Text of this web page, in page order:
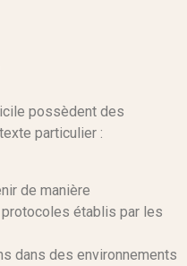
possèdent des
particulier :
de manière
établis par les
dans des environnements